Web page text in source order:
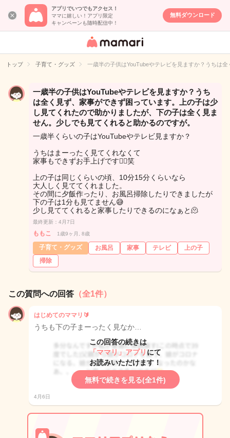
アプリでいつでもアクセス！
ママに嬉しい！アプリ限定
キャンペーンも随時配信中！
無料ダウンロード
女性専用匿名QA
イト
トップ 子育て・グッズ 一歳半の子供はYouTubeやテレビを見ますか？うちは
一歳半の子供はYouTubeやテレビを見ますか？うち
は全く見ず、家事ができず困っています。上の子は少
し見てくれたので助かりましたが、下の子は全く見ま
せん。少しでも見てくれると助かるのですが。
一歳半くらいの子はYouTubeやテレビ見ますか？
うちはまーったく見てくれなくて
家事もできずお手上げです🤷‍♀️笑
上の子は同じくらいの頃、10分15分くらいなら
大人しく見ててくれました。
その間に夕飯作ったり、お風呂掃除したりできましたが
下の子は1分も見てません😅
少し見ててくれると家事したりできるのになぁと🫠
最終更新：4月7日
ももこ 1歳9ヶ月, 8歳
子育て・グッズ お風呂 家事 テレビ
上の子
掃除
この質問への回答 （全1件）
はじめてのママリ🔰
うちも下の子まーったく見なか…
この回答の続きは
「ママリ」アプリ にて
お読みいただけます！
無料で続きを見る(全1件)
4月6日